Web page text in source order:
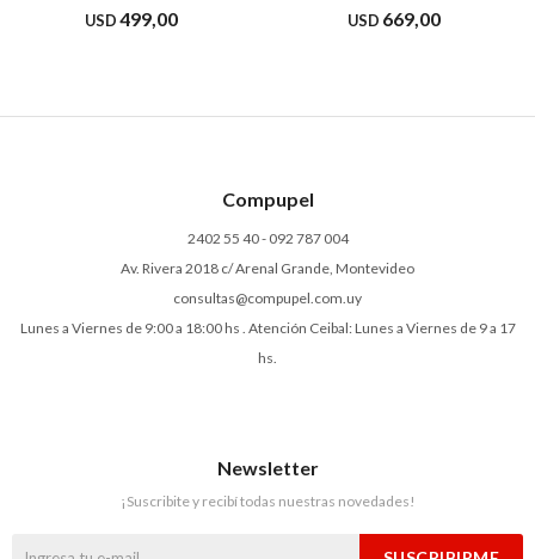
USD499,00 USD 669,00
Compupel
2402 55 40 - 092 787 004
Av. Rivera 2018 c/ Arenal Grande, Montevideo
consultas@compupel.com.uy
Lunes a Viernes de 9:00 a 18:00 hs . Atención Ceibal: Lunes a Viernes de 9 a 17
hs.
Newsletter
¡Suscribite y recibí todas nuestras novedades!